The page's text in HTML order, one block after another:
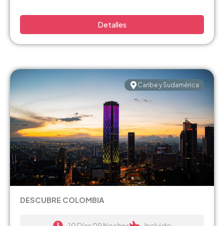
Detalles
Caribe y Sudamérica
DESCUBRE COLOMBIA